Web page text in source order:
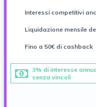
Interessi competitivi
Liquidazione mensile
Fino a 50€ di cashback
3% di interesse
senza vincoli